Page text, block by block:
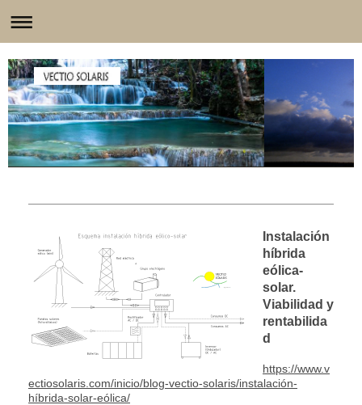
Instalación
híbrida
eólica-
solar.
Viabilidad y
rentabilida
d
https://www.v
ectiosolaris.com/inicio/blog-vectio-solaris/instalación-
híbrida-solar-eólica/